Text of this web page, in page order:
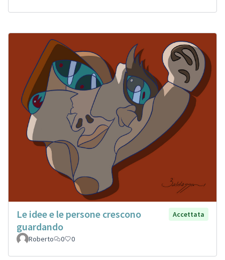
Le idee e le persone crescono
guardando
Accettata
Roberto 0 0